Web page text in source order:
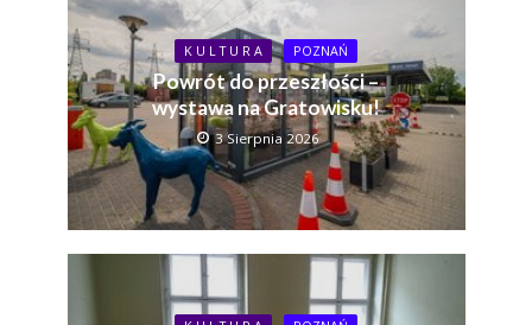
K U L T U R A POZNAŃ
Powrót do przeszłości –
wystawa na Gratowisku!
3 Sierpnia 2026